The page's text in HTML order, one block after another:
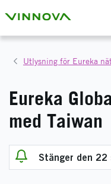
Utlysning för Eureka
Eureka
med Taiwan
Stänger den